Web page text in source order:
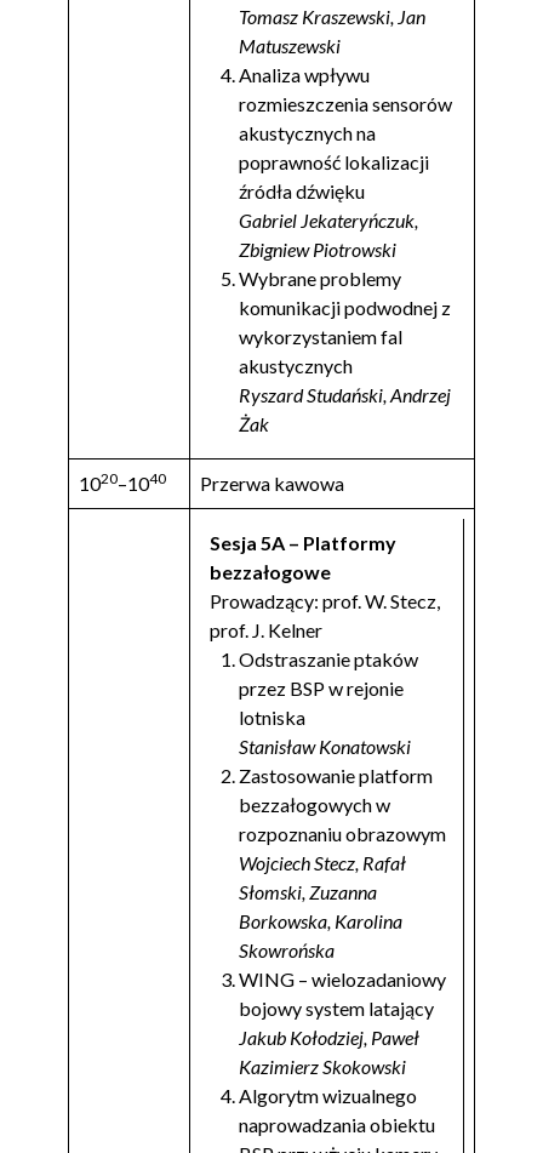
Tomasz Kraszewski, Jan
Matuszewski
Analiza wpływu
rozmieszczenia sensorów
akustycznych na
poprawność lokalizacji
źródła dźwięku
Gabriel Jekateryńczuk,
Zbigniew Piotrowski
Wybrane problemy
komunikacji podwodnej z
wykorzystaniem fal
akustycznych
Ryszard Studański, Andrzej
Żak
1020–1040 Przerwa kawowa
Sesja 5A – Platformy
bezzałogowe
Prowadzący: prof. W. Stecz,
prof. J. Kelner
Odstraszanie ptaków
przez BSP w rejonie
lotniska
Stanisław Konatowski
Zastosowanie platform
bezzałogowych w
rozpoznaniu obrazowym
Wojciech Stecz, Rafał
Słomski, Zuzanna
Borkowska, Karolina
Skowrońska
WING – wielozadaniowy
bojowy system latający
Jakub Kołodziej, Paweł
Kazimierz Skokowski
Algorytm wizualnego
naprowadzania obiektu